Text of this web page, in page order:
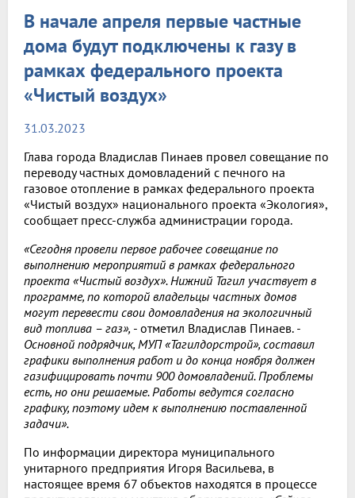
В начале апреля первые частные
дома будут подключены к газу в
рамках федерального проекта
«Чистый воздух»
31.03.2023
Глава города Владислав Пинаев провел совещание по
переводу частных домовладений с печного на
газовое отопление в рамках федерального проекта
«Чистый воздух» национального проекта «Экология»,
сообщает пресс-служба администрации города.
«Сегодня провели первое рабочее совещание по
выполнению мероприятий в рамках федерального
проекта «Чистый воздух». Нижний Тагил участвует в
программе, по которой владельцы частных домов
могут перевести свои домовладения на экологичный
вид топлива – газ», - отметил Владислав Пинаев. -
Основной подрядчик, МУП «Тагилдорстрой», составил
графики выполнения работ и до конца ноября должен
газифицировать почти 900 домовладений. Проблемы
есть, но они решаемые. Работы ведутся согласно
графику, поэтому идем к выполнению поставленной
задачи».
По информации директора муниципального
унитарного предприятия Игоря Васильева, в
настоящее время 67 объектов находятся в процессе